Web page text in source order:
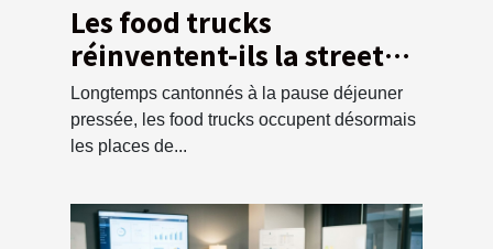
Les food trucks
réinventent-ils la street
food ?
Longtemps cantonnés à la pause déjeuner
pressée, les food trucks occupent désormais
les places de...